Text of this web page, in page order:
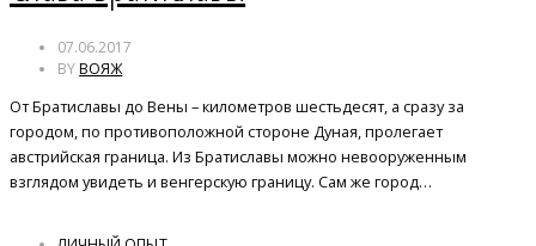
07.06.2017
BYВОЯЖ
От Братиславы до Вены – километров шестьдесят, а сразу за
городом, по противоположной стороне Дуная, пролегает
австрийская граница. Из Братиславы можно невооруженным
взглядом увидеть и венгерскую границу. Сам же город…